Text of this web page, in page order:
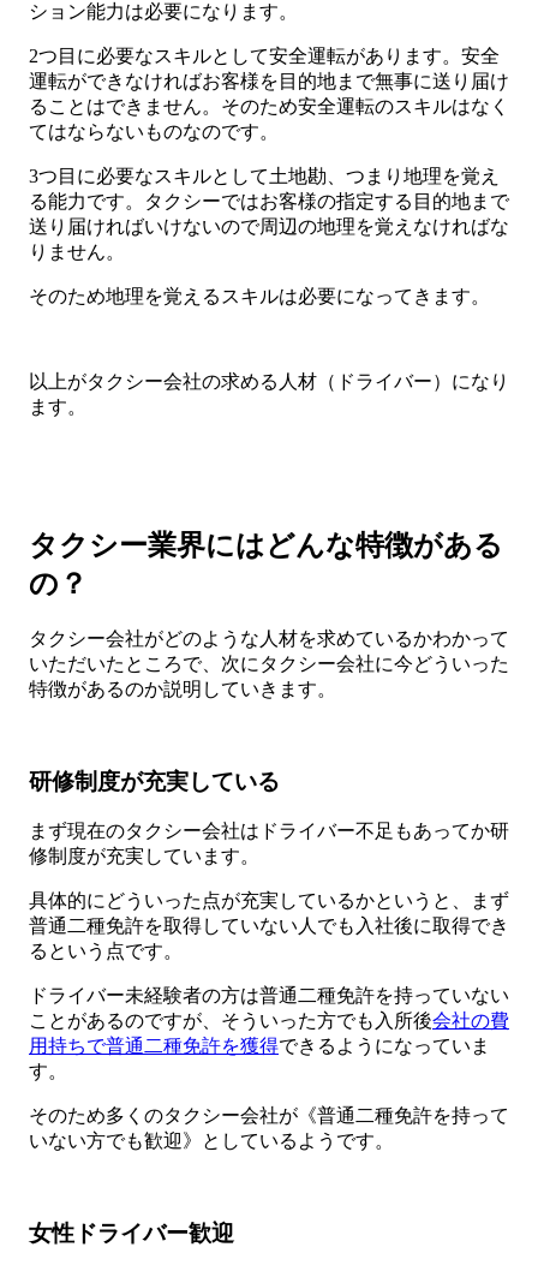
ション能力は必要になります。
2つ目に必要なスキルとして安全運転があります。安全
運転ができなければお客様を目的地まで無事に送り届け
ることはできません。そのため安全運転のスキルはなく
てはならないものなのです。
3つ目に必要なスキルとして土地勘、つまり地理を覚え
る能力です。タクシーではお客様の指定する目的地まで
送り届ければいけないので周辺の地理を覚えなければな
りません。
そのため地理を覚えるスキルは必要になってきます。
以上がタクシー会社の求める人材（ドライバー）になり
ます。
タクシー業界にはどんな特徴がある
の？
タクシー会社がどのような人材を求めているかわかって
いただいたところで、次にタクシー会社に今どういった
特徴があるのか説明していきます。
研修制度が充実している
まず現在のタクシー会社はドライバー不足もあってか研
修制度が充実しています。
具体的にどういった点が充実しているかというと、まず
普通二種免許を取得していない人でも入社後に取得でき
るという点です。
ドライバー未経験者の方は普通二種免許を持っていない
ことがあるのですが、そういった方でも入所後会社の費
用持ちで普通二種免許を獲得できるようになっていま
す。
そのため多くのタクシー会社が《普通二種免許を持って
いない方でも歓迎》としているようです。
女性ドライバー歓迎